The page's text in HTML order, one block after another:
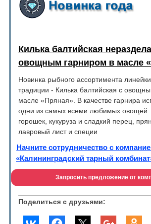
Килька балтийская
овощным гарниром в масле
Новинка рыбного ассортимента
традиции - Килька балтийская с
масле «Пряная». В качестве гарнира
одни из самых всеми любимых овощей:
горошек, кукуруза и сладкий перец,
лавровый лист и специи
Начните сотрудничество с
«Калининградский тарный
Запросить предложение от
Поделиться с друзьями: